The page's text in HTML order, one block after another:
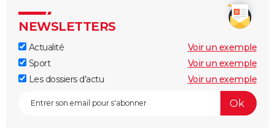
NEWSLETTERS
Actualité
Voir un exemple
Sport
Voir un exemple
Les dossiers d'actu
Voir un exemple